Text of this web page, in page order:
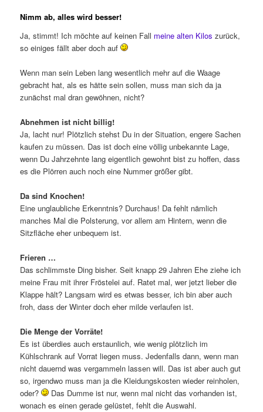
Nimm ab, alles wird besser!
Ja, stimmt! Ich möchte auf keinen Fall meine alten Kilos zurück,
so einiges fällt aber doch auf
Wenn man sein Leben lang wesentlich mehr auf die Waage
gebracht hat, als es hätte sein sollen, muss man sich da ja
zunächst mal dran gewöhnen, nicht?
Abnehmen ist nicht billig!
Ja, lacht nur! Plötzlich stehst Du in der Situation, engere Sachen
kaufen zu müssen. Das ist doch eine völlig unbekannte Lage,
wenn Du Jahrzehnte lang eigentlich gewohnt bist zu hoffen, dass
es die Plörren auch noch eine Nummer größer gibt.
Da sind Knochen!
Eine unglaubliche Erkenntnis? Durchaus! Da fehlt nämlich
manches Mal die Polsterung, vor allem am Hintern, wenn die
Sitzfläche eher unbequem ist.
Frieren …
Das schlimmste Ding bisher. Seit knapp 29 Jahren Ehe ziehe ich
meine Frau mit ihrer Fröstelei auf. Ratet mal, wer jetzt lieber die
Klappe hält? Langsam wird es etwas besser, ich bin aber auch
froh, dass der Winter doch eher milde verlaufen ist.
Die Menge der Vorräte!
Es ist überdies auch erstaunlich, wie wenig plötzlich im
Kühlschrank auf Vorrat liegen muss. Jedenfalls dann, wenn man
nicht dauernd was vergammeln lassen will. Das ist aber auch gut
so, irgendwo muss man ja die Kleidungskosten wieder reinholen,
oder?
Das Dumme ist nur, wenn mal nicht das vorhanden ist,
wonach es einen gerade gelüstet, fehlt die Auswahl.